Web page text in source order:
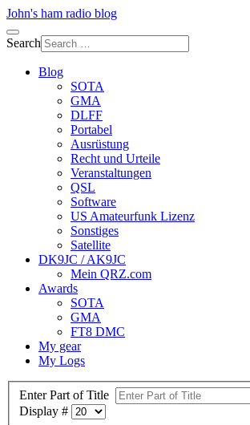
John's ham radio blog
Search
Blog
SOTA
GMA
DLFF
Portabel
Ausrüstung
Recht und Urteile
Veranstaltungen
QSL
Software
US Amateurfunk Lizenz
Sonstiges
Satellite
DK9JC / AK9JC
Mein QRZ.com
Awards
SOTA
GMA
FT8 DMC
My gear
My Logs
Enter Part of Title
Display #